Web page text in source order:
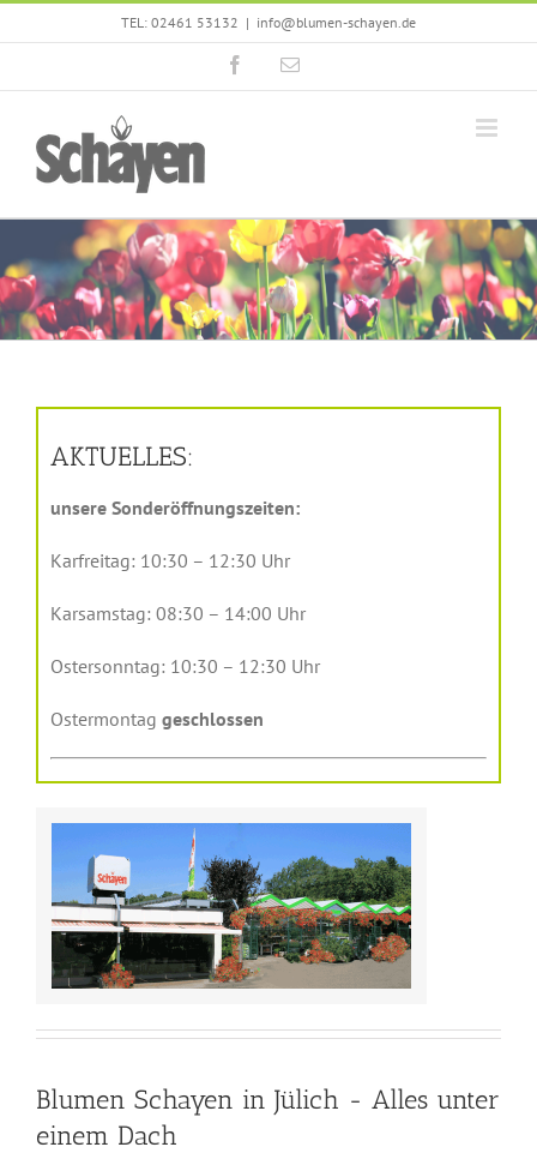
Inhalt
TEL: 02461 53132 | info@blumen-schayen.de
Facebook
E-
AKTUELLES:
unsere Sonderöffnungszeiten:
Karfreitag: 10:30 – 12:30 Uhr
Karsamstag: 08:30 – 14:00 Uhr
Ostersonntag: 10:30 – 12:30 Uhr
Ostermontag geschlossen
Blumen Schayen in Jülich - Alles unter
einem Dach